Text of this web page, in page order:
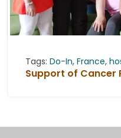
Tags: Do-In, France,
Support of Cancer